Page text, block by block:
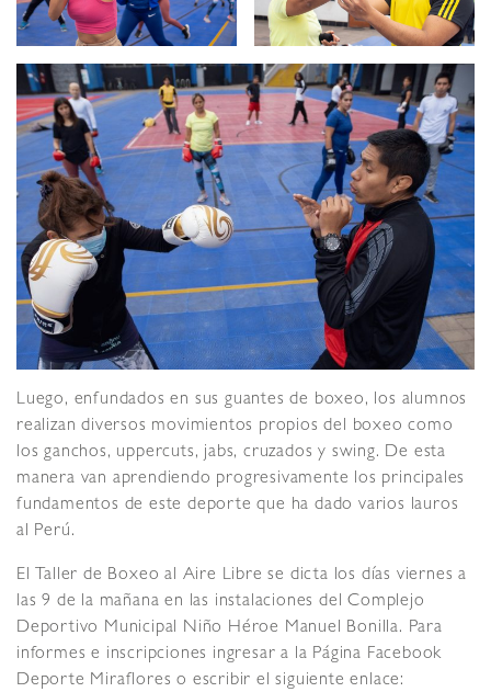
Luego, enfundados en sus guantes de boxeo, los alumnos
realizan diversos movimientos propios del boxeo como
los ganchos, uppercuts, jabs, cruzados y swing. De esta
manera van aprendiendo progresivamente los principales
fundamentos de este deporte que ha dado varios lauros
al Perú.
El Taller de Boxeo al Aire Libre se dicta los días viernes a
las 9 de la mañana en las instalaciones del Complejo
Deportivo Municipal Niño Héroe Manuel Bonilla. Para
informes e inscripciones ingresar a la Página Facebook
Deporte Miraflores o escribir el siguiente enlace: